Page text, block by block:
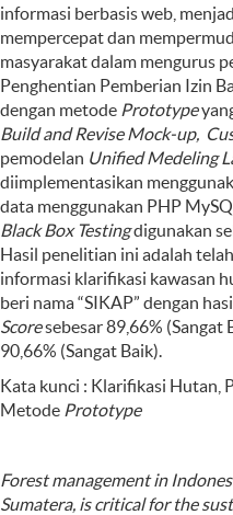
informasi berbasis web,
mempercepat dan
masyarakat dalam mengurus
Penghentian Pemberian Izin
dengan metode Prototype
Build and Revise Mock-up,
pemodelan Unified Medeling
diimplementasikan
data menggunakan PHP
Black Box Testingdigunakan
Hasil penelitian ini adalah
informasi klarifikasi kawasan
beri nama “SIKAP” dengan
Scoresebesar 89,66% (Sangat
90,66% (Sangat Baik).
Kata kunci : Klarifikasi Hutan,
Metode Prototype
Forest management in
Sumatera, is critical for the